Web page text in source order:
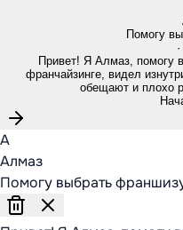
Помогу
Привет! Я Алмаз, помогу
франчайзинге, видел
обещают и плохо
А
Алмаз
Помогу выбрать